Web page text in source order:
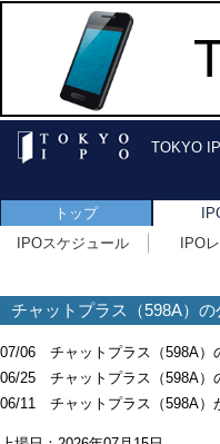
TOKYO
トップ
IPOスケジュール
IPO
チャットプラス（598A）
07/06 チャットプラス（598A）
06/25 チャットプラス（598A）
06/11 チャットプラス（598A）